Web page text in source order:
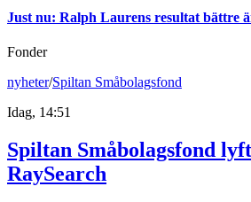
Just nu: Ralph Laurens resultat bättre
Fonder
nyheter/Spiltan Småbolagsfond
Idag, 14:51
Spiltan Småbolagsfond
RaySearch